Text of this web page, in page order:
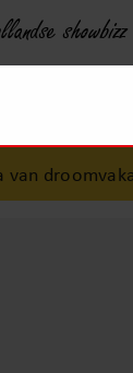
showbizz
op